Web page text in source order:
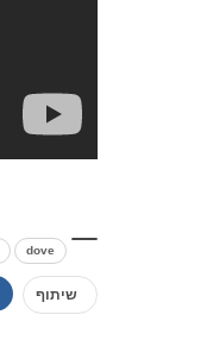
dove
שיתוף